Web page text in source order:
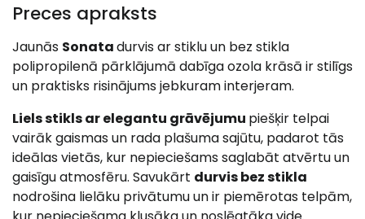
Preces apraksts
Jaunās Sonatadurvis ar stiklu un bez stikla
polipropilenā pārklājumā dabīga ozola krāsā ir stilīgs
un praktisks risinājums jebkuram interjeram.
Liels stikls ar elegantu grāvējumu piešķir telpai
vairāk gaismas un rada plašuma sajūtu, padarot tās
ideālas vietās, kur nepieciešams saglabāt atvērtu un
gaisīgu atmosfēru. Savukārt durvis bez stikla
nodrošina lielāku privātumu un ir piemērotas telpām,